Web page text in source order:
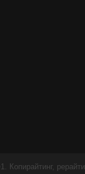
Копирайтинг,